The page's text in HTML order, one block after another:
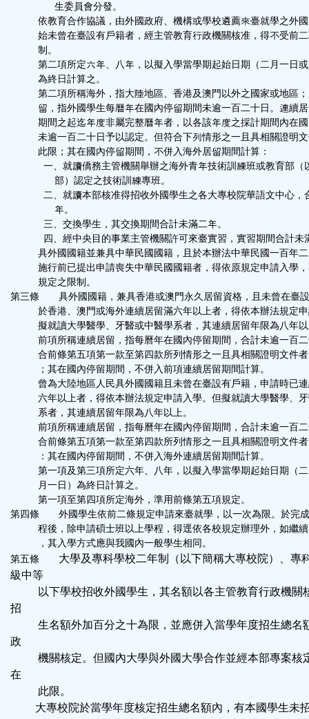
生委員會分發。
依教育合作協議，由外國政府、機構或學校遴薦來臺就學之外國
始未曾在臺設有戶籍者，經主管教育行政機關核准，得不受前二
制。
第二項所定六年、八年，以擬入學當學期起始日期（二月一日或
為終日計算之。
第二項所稱海外，指大陸地區、香港及澳門以外之國家或地區；
留，指外國學生每曆年在國內停留期間未逾一百二十日。連續居
期間之起迄年度非屬完整曆年者，以各該年度之採計期間內在國
未逾一百二十日予以認定。但符合下列情形之一且具相關證明文
此限；其在國內停留期間，不併入海外居留期間計算：
一、就讀僑務主管機關舉辦之海外青年技術訓練班或教育部（
部）認定之技術訓練專班。
二、就讀本部核准得招收外國學生之各大專校院華語文中心，
年。
三、交換學生，其交換期間合計未滿二年。
四、經中央目的事業主管機關許可來臺實習，實習期間合計未
具外國國籍並兼具中華民國國籍，且於本辦法中華民國一百年二
施行前已提出申請喪失中華民國國籍者，得依原規定申請入學，
規定之限制。
第三條 具外國國籍，兼具香港或澳門永久居留資格，且未曾在臺
於香港、澳門或海外連續居留滿六年以上者，得依本辦法規定申
擬就讀大學醫學、牙醫或中醫學系者，其連續居留年限為八年以
前項所稱連續居留，指每曆年在國內停留期間，合計未逾一百二
合前條第五項第一款至第四款所列情形之一且具相關證明文件者
；其在國內停留期間，不併入前項連續居留期間計算。
曾為大陸地區人民具外國國籍且未曾在臺設有戶籍，申請時已連
六年以上者，得依本辦法規定申請入學。但擬就讀大學醫學、牙
系者，其連續居留年限為八年以上。
前項所稱連續居留，指每曆年在國內停留期間，合計未逾一百二
合前條第五項第一款至第四款所列情形之一且具相關證明文件者
：其在國內停留期間，不併入海外連續居留期間計算。
第一項及第三項所定六年、八年，以擬入學當學期起始日期（二
月一日）為終日計算之。
第一項至第四項所定海外，準用前條第五項規定。
第四條 外國學生依前二條規定申請來臺就學，以一次為限。於完
程後，除申請碩士班以上學程，得逕依各校規定辦理外，如繼續
，其入學方式應與我國內一般學生相同。
第五條 大學及專科學校二年制（以下簡稱大專校院）、專
級中等
以下學校招收外國學生，其名額以各主管教育行政機關
招
生名額外加百分之十為限，並應併入當學年度招生總名
政
機關核定。但國內大學與外國大學合作並經本部專案核
在
此限。
大專校院於當學年度核定招生總名額內，有本國學生未